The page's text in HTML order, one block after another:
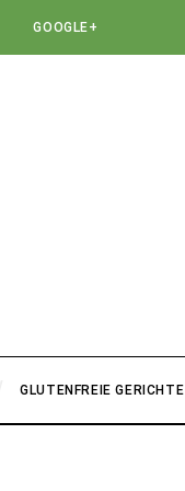
GOOGLE+
GLUTENFREIE GERICHTE